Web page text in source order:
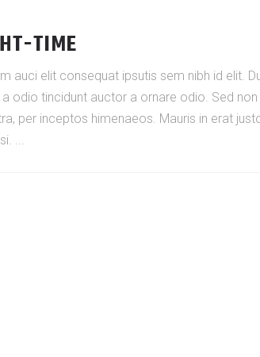
TIME
auci elit consequat ipsutis sem nibh id elit.
odio tincidunt auctor a ornare odio. Sed
per inceptos himenaeos. Mauris in erat